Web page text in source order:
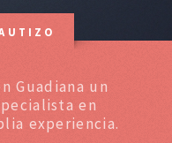
Guadiana un
en
experiencia.